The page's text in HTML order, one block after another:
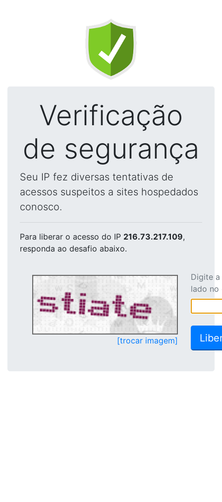
Verificação
de segurança
Seu IP fez diversas tentativas de
acessos suspeitos a sites hospedados
conosco.
Para liberar o acesso do IP 216.73.217.109,
responda ao desafio abaixo.
[trocar imagem]
Digite
lado no